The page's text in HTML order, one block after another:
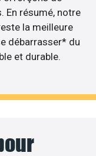
En résumé, notre
la meilleure
débarrasser* du
et durable.